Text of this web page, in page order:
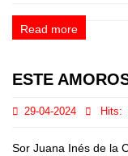
Read more
ESTE
29-04-2024 Hits:
Sor Juana Inés de la